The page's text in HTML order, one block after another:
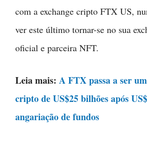
com a exchange cripto FTX US,
ver este último tornar-se no sua
oficial e parceira NFT.
Leia mais: A FTX passa a ser
cripto de US$25 bilhões após
angariação de fundos